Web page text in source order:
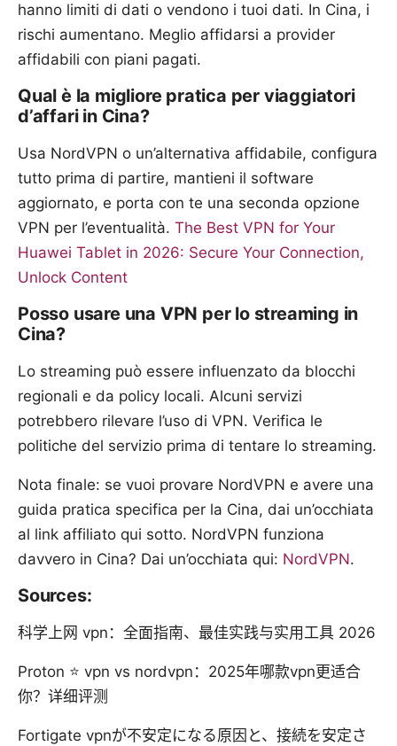
hanno limiti di dati o vendono i tuoi dati. In Cina, i
rischi aumentano. Meglio affidarsi a provider
affidabili con piani pagati.
Qual è la migliore pratica per viaggiatori
d’affari in Cina?
Usa NordVPN o un’alternativa affidabile, configura
tutto prima di partire, mantieni il software
aggiornato, e porta con te una seconda opzione
VPN per l’eventualità. The Best VPN for Your
Huawei Tablet in 2026: Secure Your Connection,
Unlock Content
Posso usare una VPN per lo streaming in
Cina?
Lo streaming può essere influenzato da blocchi
regionali e da policy locali. Alcuni servizi
potrebbero rilevare l’uso di VPN. Verifica le
politiche del servizio prima di tentare lo streaming.
Nota finale: se vuoi provare NordVPN e avere una
guida pratica specifica per la Cina, dai un’occhiata
al link affiliato qui sotto. NordVPN funziona
davvero in Cina? Dai un’occhiata qui: NordVPN.
Sources:
科学上网 vpn：全面指南、最佳实践与实用工具 2026
Proton ⭐ vpn vs nordvpn：2025年哪款vpn更适合
你？详细评测
Fortigate vpnが不安定になる原因と、接続を安定さ